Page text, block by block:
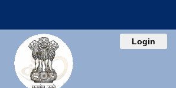
Login